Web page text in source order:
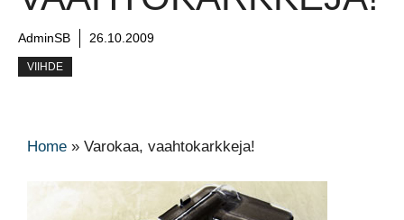
AdminSB 26.10.2009
VIIHDE
Home » Varokaa, vaahtokarkkeja!